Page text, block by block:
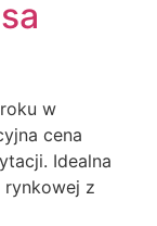
w
cena
Idealna
z